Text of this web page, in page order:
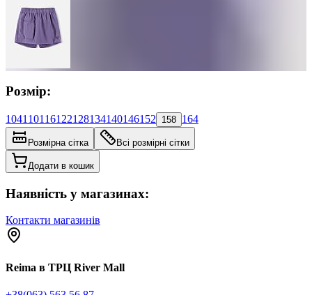
Розмір:
104110116122128134140146152 158 164
Розмірна сітка Всі розмірні сітки
Додати в кошик
Наявність у магазинах:
Контакти магазинів
Reima в ТРЦ River Mall